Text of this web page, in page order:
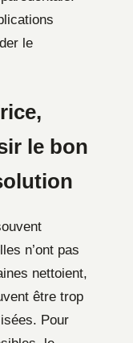
le
le bon
n’ont pas
nettoient,
être trop
Pour